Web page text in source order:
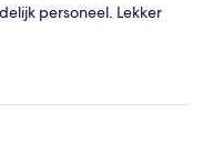
personeel. Lekker